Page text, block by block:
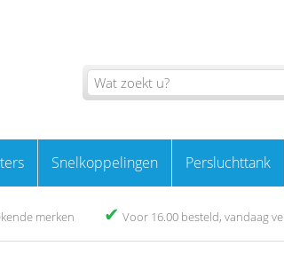
Snelkoppelingen Persluchttank
merken ✔ Voor 16.00 besteld, vandaag